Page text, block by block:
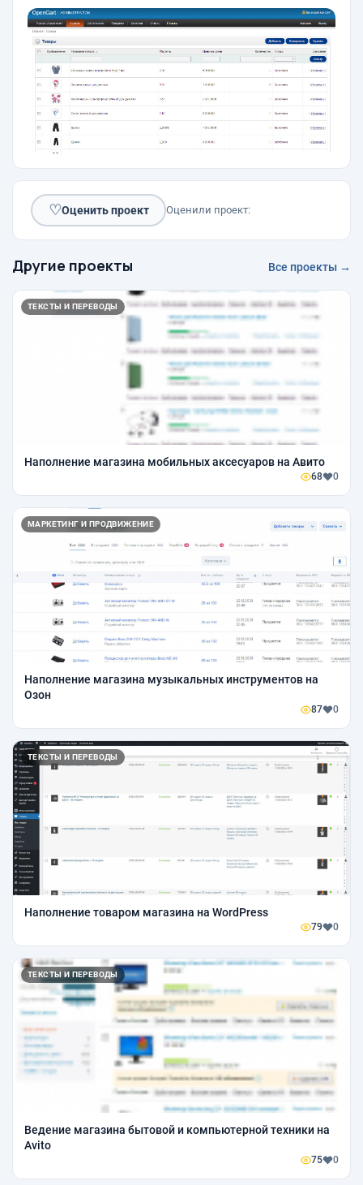
♡Оценить проект Оценили проект:
Другие проекты Все проекты →
ТЕКСТЫ И ПЕРЕВОДЫ
Наполнение магазина мобильных аксесуаров на Авито
68 0
МАРКЕТИНГ И ПРОДВИЖЕНИЕ
Наполнение магазина музыкальных инструментов на
Озон
87 0
ТЕКСТЫ И ПЕРЕВОДЫ
Наполнение товаром магазина на WordPress
79 0
ТЕКСТЫ И ПЕРЕВОДЫ
Ведение магазина бытовой и компьютерной техники на
Avito
75 0